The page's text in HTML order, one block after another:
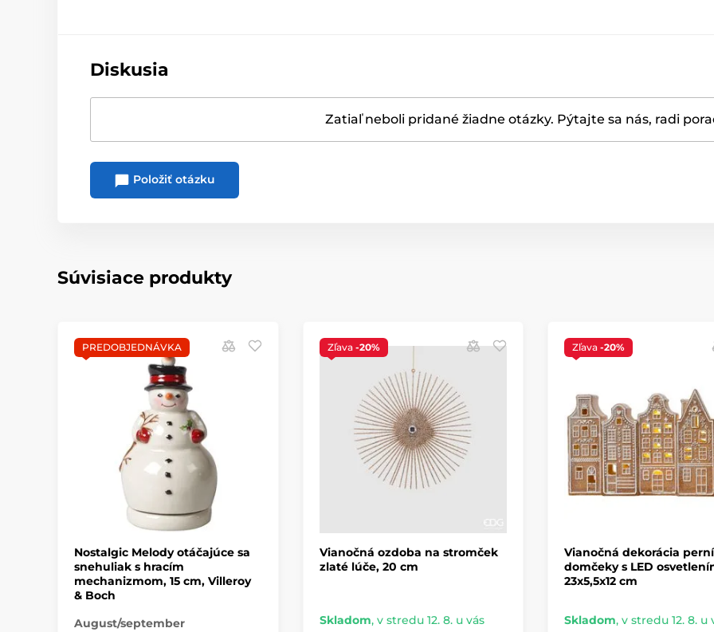
Diskusia
Zatiaľ neboli pridané žiadne otázky. Pýtajte sa nás, radi
Položiť otázku
Súvisiace produkty
PREDOBJEDNÁVKA
Nostalgic Melody otáčajúce sa
snehuliak s hracím
mechanizmom, 15 cm, Villeroy
& Boch
August/september
Zľava -20%
Vianočná ozdoba na stromček
zlaté lúče, 20 cm
Skladom, v stredu 12. 8. u vás
Zľava -20%
Vianočná dekorácia
domčeky s LED
23x5,5x12 cm
Skladom, v stredu 12. 8. u